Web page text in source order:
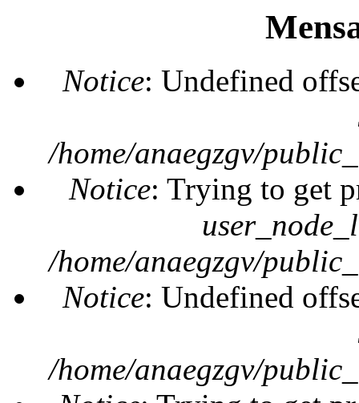
Notice: Undefined
/home/anaegzgv/
Notice: Trying to get
/home/anaegzgv/
Notice: Undefined
/home/anaegzgv/